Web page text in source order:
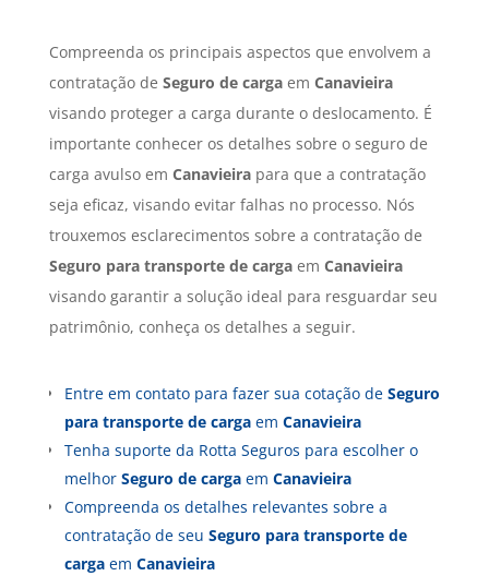
Compreenda os principais aspectos que envolvem a
contratação de Seguro de cargaem Canavieira
visando proteger a carga durante o deslocamento. É
importante conhecer os detalhes sobre o seguro de
carga avulso em Canavieirapara que a contratação
seja eficaz, visando evitar falhas no processo. Nós
trouxemos esclarecimentos sobre a contratação de
Seguro para transporte de cargaem Canavieira
visando garantir a solução ideal para resguardar seu
patrimônio, conheça os detalhes a seguir.
Entre em contato para fazer sua cotação de Seguro
para transporte de cargaem Canavieira
Tenha suporte da Rotta Seguros para escolher o
melhor Seguro de cargaem Canavieira
Compreenda os detalhes relevantes sobre a
contratação de seu Seguro para transporte de
cargaem Canavieira